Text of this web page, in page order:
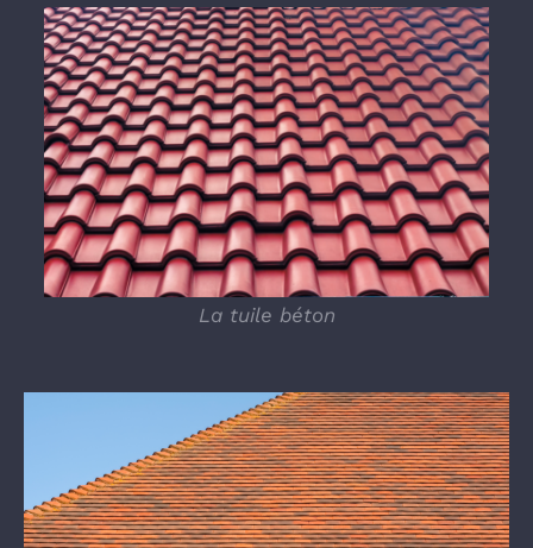
La tuile béton